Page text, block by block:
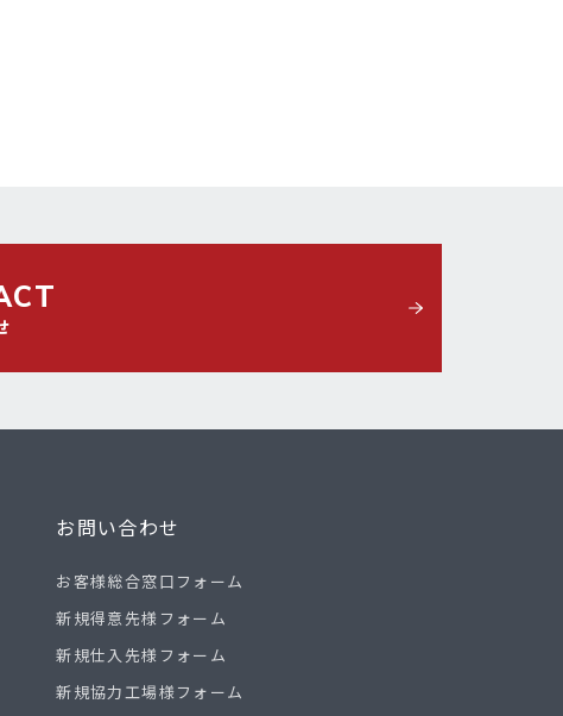
お問い合わせ
お客様総合窓口フォーム
新規得意先様フォーム
新規仕入先様フォーム
新規協力工場様フォーム